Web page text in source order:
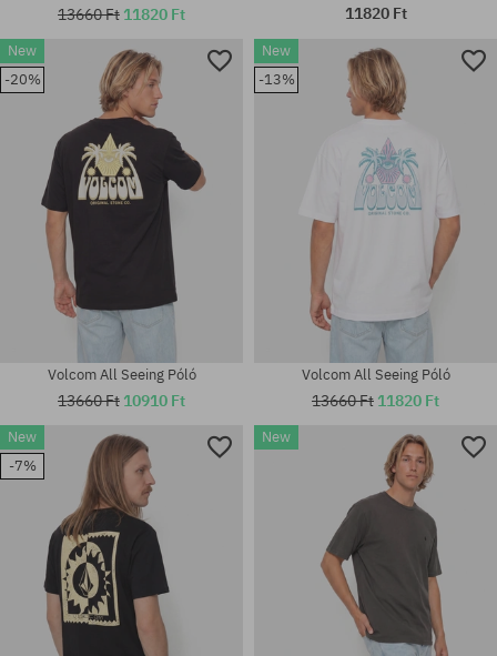
Elérhető méretek:
Elérhető méretek:
Elérhető méretek:
13660 Ft 11820 Ft 11820 Ft
New
-20%
Volcom All Seeing Póló
13660 Ft 10910 Ft
New
-13%
Volcom All Seeing Póló
13660 Ft 11820 Ft
New
-7%
New